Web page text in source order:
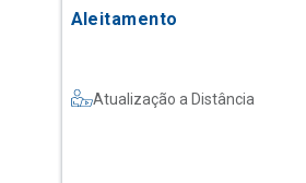
Aleitamento
Atualização a Distância